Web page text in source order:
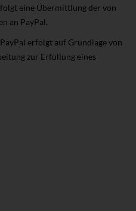
eine Übermittlung der von
an PayPal.
erfolgt auf Grundlage von
zur Erfüllung eines